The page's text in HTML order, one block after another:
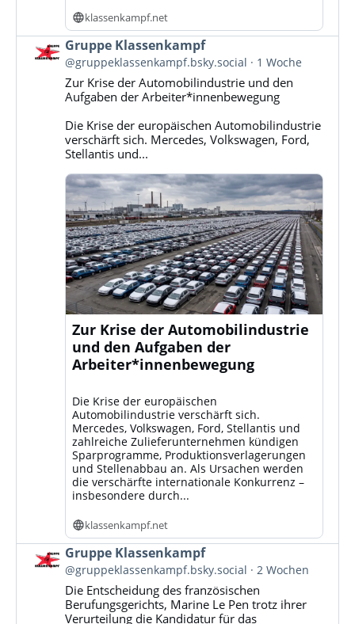
klassenkampf.net
Beitrag
von
Gruppe
Klassenkampf
Bluesky
ansehen
Gruppe Klassenkampf
@gruppeklassenkampf.bsky.social 1 Woche
Zur Krise der Automobilindustrie und den
Aufgaben der Arbeiter*innenbewegung
Die Krise der europäischen Automobilindustrie
verschärft sich. Mercedes, Volkswagen, Ford,
Stellantis und...
Zur Krise der Automobilindustrie
und den Aufgaben der
Arbeiter*innenbewegung
Die Krise der europäischen
Automobilindustrie verschärft sich.
Mercedes, Volkswagen, Ford, Stellantis und
zahlreiche Zulieferunternehmen kündigen
Sparprogramme, Produktionsverlagerungen
und Stellenabbau an. Als Ursachen werden
die verschärfte internationale Konkurrenz –
insbesondere durch...
klassenkampf.net
Beitrag
von
Gruppe
Klassenkampf
Gruppe Klassenkampf
@gruppeklassenkampf.bsky.social 2 Wochen
Die Entscheidung des französischen
Berufungsgerichts, Marine Le Pen trotz ihrer
Verurteilung die Kandidatur für das